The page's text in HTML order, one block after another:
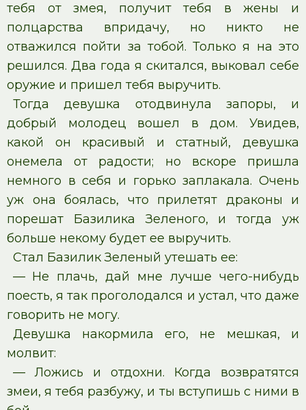
тебя от змея, получит тебя в жены и
полцарства впридачу, но никто не
отважился пойти за тобой. Только я на это
решился. Два года я скитался, выковал себе
оружие и пришел тебя выручить.
Тогда девушка отодвинула запоры, и
добрый молодец вошел в дом. Увидев,
какой он красивый и статный, девушка
онемела от радости; но вскоре пришла
немного в себя и горько заплакала. Очень
уж она боялась, что прилетят драконы и
порешат Базилика Зеленого, и тогда уж
больше некому будет ее выручить.
Стал Базилик Зеленый утешать ее:
— Не плачь, дай мне лучше чего-нибудь
поесть, я так проголодался и устал, что даже
говорить не могу.
Девушка накормила его, не мешкая, и
молвит:
— Ложись и отдохни. Когда возвратятся
змеи, я тебя разбужу, и ты вступишь с ними в